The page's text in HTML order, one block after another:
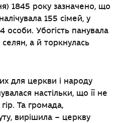
1845 року зазначено, що
155 сімей, у
Убогість панувала
а й торкнулась
для церкви і народу
настільки, що її не
Та громада,
вирішила – церкву